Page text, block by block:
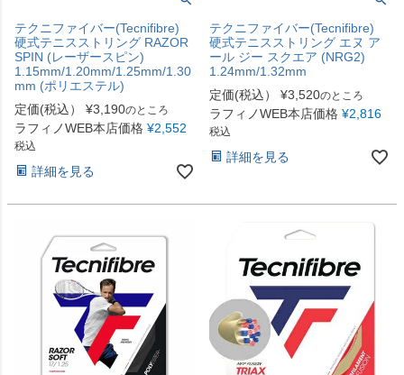
テクニファイバー(Tecnifibre)
硬式テニスストリング RAZOR
SPIN (レーザースピン)
1.15mm/1.20mm/1.25mm/1.30
mm (ポリエステル)
定価(税込）
¥3,190のところ
ラフィノWEB本店価格 ¥2,552
税込
詳細を見る
テクニファイバー(Tecnifibre)
硬式テニスストリング エヌ ア
ール ジー スクエア (NRG2)
1.24mm/1.32mm
定価(税込）
¥3,520のところ
ラフィノWEB本店価格 ¥2,816
税込
詳細を見る